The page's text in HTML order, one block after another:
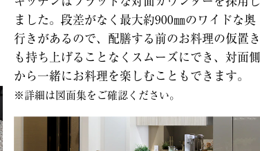
ました。段差がなく最大約900㎜のワイドな奥
行きがあるので、配膳する前のお料理の仮置き
も持ち上げることなくスムーズにでき、対面側
から一緒にお料理を楽しむこともできます。
※詳細は図面集をご確認ください。